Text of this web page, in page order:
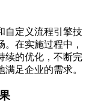
自定义流程引擎技
在实施过程中，
续的优化，不断完
足企业的需求。